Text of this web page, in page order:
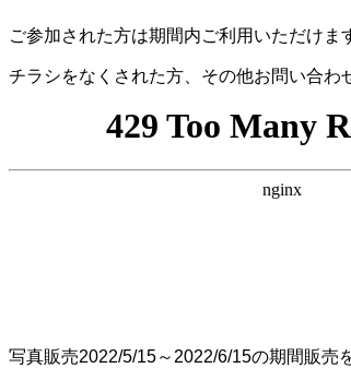
ご参加された方は期間内ご利用いただけま
チラシをなくされた方、その他お問い合わ
写真販売2022/5/15～2022/6/15の期間販売